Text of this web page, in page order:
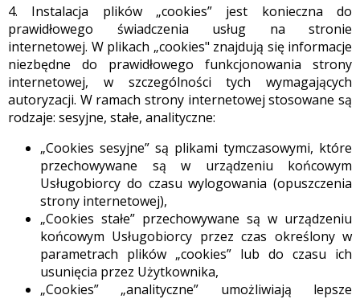
4. Instalacja plików „cookies” jest konieczna do
prawidłowego świadczenia usług na stronie
internetowej. W plikach „cookies" znajdują się informacje
niezbędne do prawidłowego funkcjonowania strony
internetowej, w szczególności tych wymagających
autoryzacji. W ramach strony internetowej stosowane są
rodzaje: sesyjne, stałe, analityczne:
„Cookies sesyjne” są plikami tymczasowymi, które
przechowywane są w urządzeniu końcowym
Usługobiorcy do czasu wylogowania (opuszczenia
strony internetowej),
„Cookies stałe” przechowywane są w urządzeniu
końcowym Usługobiorcy przez czas określony w
parametrach plików „cookies” lub do czasu ich
usunięcia przez Użytkownika,
„Cookies” „analityczne” umożliwiają lepsze